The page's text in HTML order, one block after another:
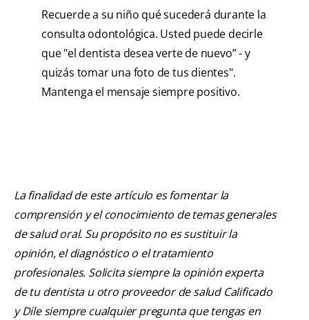
Recuerde a su niño qué sucederá durante la
consulta odontológica. Usted puede decirle
que "el dentista desea verte de nuevo” - y
quizás tomar una foto de tus dientes".
Mantenga el mensaje siempre positivo.
La finalidad de este artículo es fomentar la
comprensión y el conocimiento de temas generales
de salud oral. Su propósito no es sustituir la
opinión, el diagnóstico o el tratamiento
profesionales. Solicita siempre la opinión experta
de tu dentista u otro proveedor de salud Calificado
y Dile siempre cualquier pregunta que tengas en